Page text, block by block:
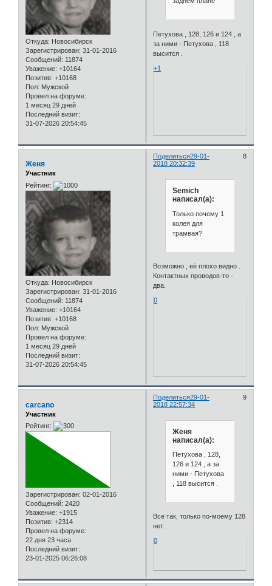
Откуда: Новосибирск
Зарегистрирован: 31-01-2016
Сообщений: 11874
Уважение: +10164
Позитив: +10168
Пол: Мужской
Провел на форуме:
1 месяц 29 дней
Последний визит:
31-07-2026 20:54:45
Петухова , 128, 126 и 124 , а
за ними - Петухова , 118
высится .
+1
Поделиться 8
29-01-
2018 20:32:39
Женя
Участник
Рейтинг:
Откуда: Новосибирск
Зарегистрирован: 31-01-2016
Сообщений: 11874
Уважение: +10164
Позитив: +10168
Пол: Мужской
Провел на форуме:
1 месяц 29 дней
Последний визит:
31-07-2026 20:54:45
Semich
написал(а):
Только почему 1
колея для
трамвая?
Возможно , её плохо видно .
Контактных проводов-то -
два.
0
Поделиться 9
29-01-
2018 22:57:34
carcano
Участник
Рейтинг:
Зарегистрирован: 02-01-2016
Сообщений: 2420
Уважение: +1915
Позитив: +2314
Провел на форуме:
22 дня 23 часа
Последний визит:
23-01-2025 06:26:08
Женя
написал(а):
Петухова , 128,
126 и 124 , а за
ними - Петухова
, 118 высится .
Все так, только по-моему 128
нет.
0